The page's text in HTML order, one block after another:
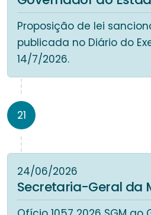
Proposição de lei
publicada no Diário do
14/7/2026.
21
24/06/2026
Secretaria-Geral da